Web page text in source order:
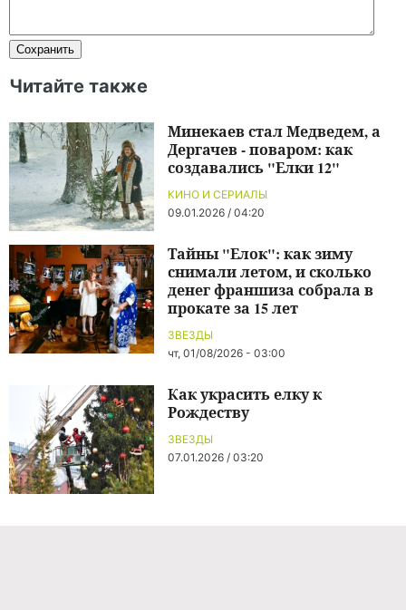
Читайте также
КИНО И СЕРИАЛЫ
09.01.2026 / 04:20
Минекаев стал Медведем, а
Дергачев - поваром: как
создавались "Елки 12"
ЗВЕЗДЫ
чт, 01/08/2026 - 03:00
Тайны "Елок": как зиму
снимали летом, и сколько
денег франшиза собрала в
прокате за 15 лет
ЗВЕЗДЫ
07.01.2026 / 03:20
Как украсить елку к
Рождеству